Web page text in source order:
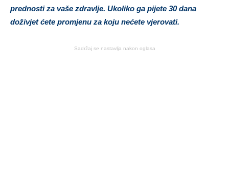
prednosti za vaše zdravlje. Ukoliko ga pijete 30 dana
doživjet ćete promjenu za koju nećete vjerovati.
Sadržaj se nastavlja nakon oglasa